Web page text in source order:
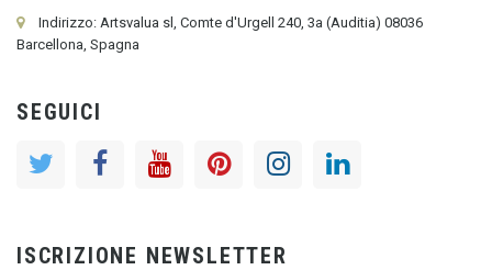
Indirizzo: Artsvalua sl, Comte d'Urgell 240, 3a (Auditia) 08036
Barcellona, Spagna
SEGUICI
ISCRIZIONE NEWSLETTER